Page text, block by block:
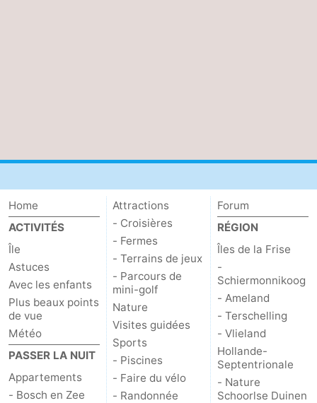
Home
ACTIVITÉS
Île
Astuces
Avec les enfants
Plus beaux points
de vue
Météo
PASSER LA NUIT
Appartements
- Bosch en Zee
Attractions
- Croisières
- Fermes
- Terrains de jeux
- Parcours de
mini-golf
Nature
Visites guidées
Sports
- Piscines
- Faire du vélo
- Randonnée
Forum
RÉGION
Îles de la Frise
-
Schiermonnikoog
- Ameland
- Terschelling
- Vlieland
Hollande-
Septentrionale
- Nature
Schoorlse Duinen